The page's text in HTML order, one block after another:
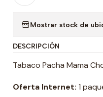
Mostrar stock de
DESCRIPCIÓN
Tabaco Pacha Mama
Oferta Internet: 1